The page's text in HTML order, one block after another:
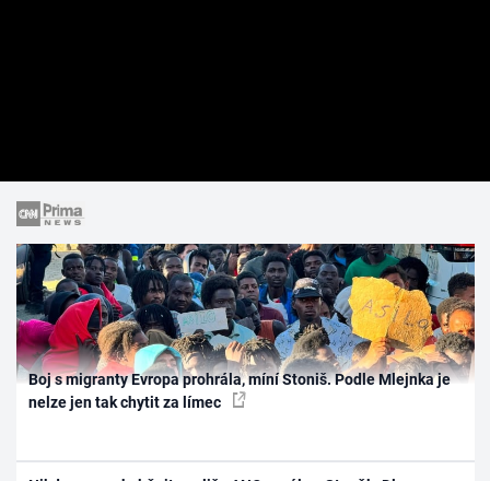
Boj s migranty Evropa prohrála, míní Stoniš. Podle Mlejnka je
nelze jen tak chytit za límec